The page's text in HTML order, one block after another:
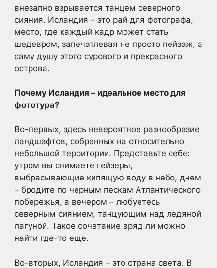
внезапно взрывается танцем северного
сияния. Исландия – это рай для фотографа,
место, где каждый кадр может стать
шедевром, запечатлевая не просто пейзаж, а
саму душу этого сурового и прекрасного
острова.
Почему Исландия – идеальное место для
фототура?
Во-первых, здесь невероятное разнообразие
ландшафтов, собранных на относительно
небольшой территории. Представьте себе:
утром вы снимаете гейзеры,
выбрасывающие кипящую воду в небо, днем
– бродите по черным пескам Атлантического
побережья, а вечером – любуетесь
северным сиянием, танцующим над ледяной
лагуной. Такое сочетание вряд ли можно
найти где-то еще.
Во-вторых, Исландия – это страна света. В